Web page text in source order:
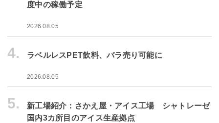
度中の稼働予定
2026.08.05
4. ラベルレスPET飲料、バラ売り可能に
2026.08.05
5.
新工場紹介：さかえ屋・アイス工場 シャトレーゼ
国内3カ所目のアイス生産拠点